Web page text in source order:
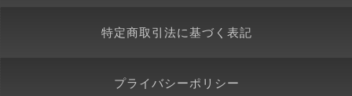
特定商取引法に基づく表記
プライバシーポリシー